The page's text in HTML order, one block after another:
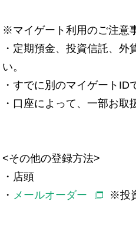
※マイゲート利用のご注意
・定期預金、投資信託、
い。
・すでに別のマイゲートID
・口座によって、一部お取
<その他の登録方法>
・店頭
・ メールオーダー ※投